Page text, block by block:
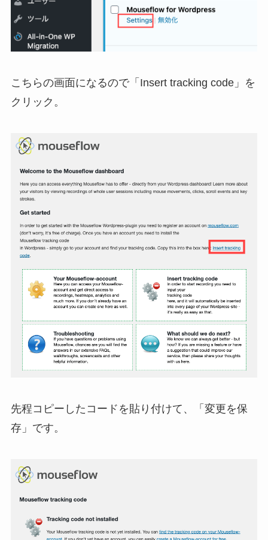
こちらの画面になるので「Insert tracking code」を
クリック。
先程コピーしたコードを貼り付けて、「変更を保
存」です。